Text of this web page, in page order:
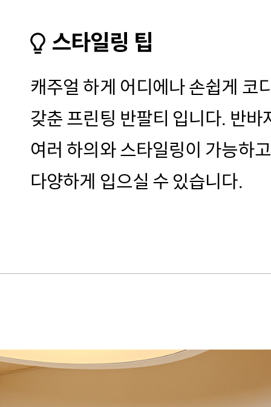
스타일링 팁
캐주얼 하게 어디에나 손쉽게 코
갖춘 프린팅 반팔티 입니다. 반바
여러 하의와 스타일링이 가능하
다양하게 입으실 수 있습니다.